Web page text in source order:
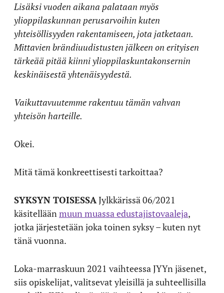
Lisäksi vuoden aikana palataan myös
ylioppilaskunnan perusarvoihin kuten
yhteisöllisyyden rakentamiseen, jota jatketaan.
Mittavien brändiuudistusten jälkeen on erityisen
tärkeää pitää kiinni ylioppilaskuntakonsernin
keskinäisestä yhtenäisyydestä.
Vaikuttavuutemme rakentuu tämän vahvan
yhteisön harteille.
Okei.
Mitä tämä konkreettisesti tarkoittaa?
SYKSYN TOISESSAJylkkärissä 06/2021
käsitelläänmuun muassa edustajistovaaleja,
jotka järjestetään joka toinen syksy – kuten nyt
tänä vuonna.
Loka-marraskuun 2021 vaihteessa JYYn jäsenet,
siis opiskelijat, valitsevat yleisillä ja suhteellisilla